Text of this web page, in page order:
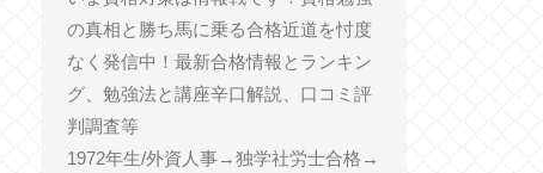
の真相と勝ち馬に乗る合格近道を忖度
なく発信中！最新合格情報とランキン
グ、勉強法と講座辛口解説、口コミ評
判調査等
1972年生/外資人事→独学社労士合格→